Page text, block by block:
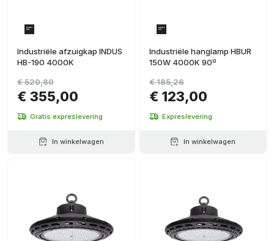
Industriële afzuigkap INDUS
HB-190 4000K
€ 355,00
€ 520,80
Gratis expreslevering
In winkelwagen
Industriële hanglamp HBUR
150W 4000K 90º
€ 123,00
€ 185,26
Expreslevering
In winkelwagen